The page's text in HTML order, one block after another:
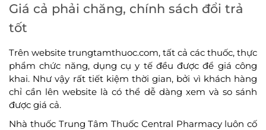
Giá cả phải chăng, chính sách đổi trả
tốt
Trên website trungtamthuoc.com, tất cả các thuốc, thực
phẩm chức năng, dụng cụ y tế đều được để giá công
khai. Như vậy rất tiết kiệm thời gian, bởi vì khách hàng
chỉ cần lên website là có thể dễ dàng xem và so sánh
được giá cả.
Nhà thuốc Trung Tâm Thuốc Central Pharmacy luôn cố